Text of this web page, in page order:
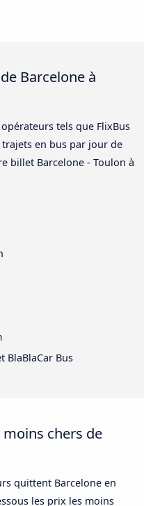
Barcelone à
tels que FlixBus
en bus par jour de
billet Barcelone - Toulon à
BlaBlaCar Bus
chers de
quittent Barcelone en
les prix les moins